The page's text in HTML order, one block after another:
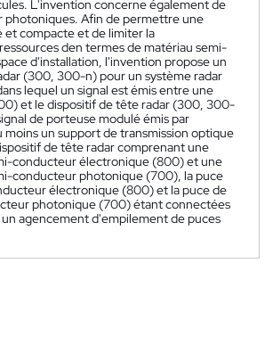
L'invention concerne également de
photoniques. Afin de permettre une
compacte et de limiter la
den termes de matériau semi-
d'installation, l'invention propose un
(300, 300-n) pour un système radar
lequel un signal est émis entre une
et le dispositif de tête radar (300, 300-
de porteuse modulé émis par
un support de transmission optique
de tête radar comprenant une
conducteur électronique (800) et une
conducteur photonique (700), la puce
électronique (800) et la puce de
photonique (700) étant connectées
agencement d'empilement de puces